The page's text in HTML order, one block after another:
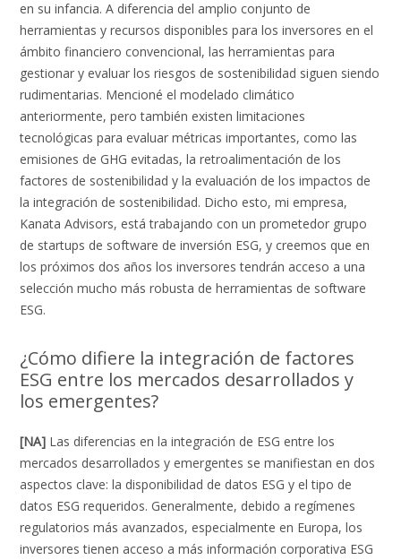
en su infancia. A diferencia del amplio conjunto de
herramientas y recursos disponibles para los inversores en el
ámbito financiero convencional, las herramientas para
gestionar y evaluar los riesgos de sostenibilidad siguen siendo
rudimentarias. Mencioné el modelado climático
anteriormente, pero también existen limitaciones
tecnológicas para evaluar métricas importantes, como las
emisiones de GHG evitadas, la retroalimentación de los
factores de sostenibilidad y la evaluación de los impactos de
la integración de sostenibilidad. Dicho esto, mi empresa,
Kanata Advisors, está trabajando con un prometedor grupo
de startups de software de inversión ESG, y creemos que en
los próximos dos años los inversores tendrán acceso a una
selección mucho más robusta de herramientas de software
ESG.
¿Cómo difiere la integración de factores
ESG entre los mercados desarrollados y
los emergentes?
[NA] Las diferencias en la integración de ESG entre los
mercados desarrollados y emergentes se manifiestan en dos
aspectos clave: la disponibilidad de datos ESG y el tipo de
datos ESG requeridos. Generalmente, debido a regímenes
regulatorios más avanzados, especialmente en Europa, los
inversores tienen acceso a más información corporativa ESG